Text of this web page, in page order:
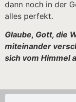
dann noch in der
alles perfekt.
Glaube, Gott, die
miteinander
sich vom Himmel